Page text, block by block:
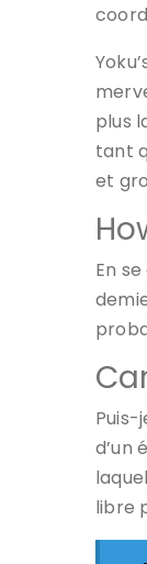
plus
tant
et
En
Puis-
d’un
libre